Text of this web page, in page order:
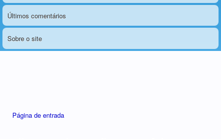
Últimos comentários
Sobre o site
Página de entrada